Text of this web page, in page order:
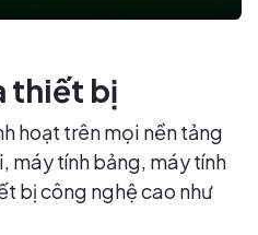
thiết bị
hoạt trên mọi nền tảng
máy tính bảng, máy tính
bị công nghệ cao như